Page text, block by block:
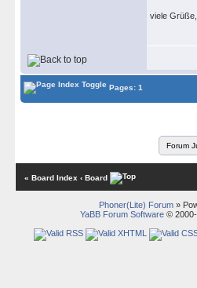
viele
Pages: 1
« Board Index ‹ Board
Phoner(Lite) Forum»
YaBB Forum Software© 2000-